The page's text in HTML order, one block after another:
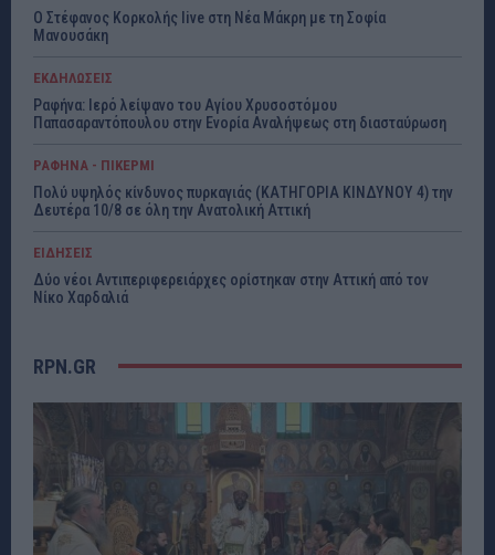
Ο Στέφανος Κορκολής live στη Νέα Μάκρη με τη Σοφία
Μανουσάκη
ΕΚΔΗΛΩΣΕΙΣ
Ραφήνα: Ιερό λείψανο του Αγίου Χρυσοστόμου
Παπασαραντόπουλου στην Ενορία Αναλήψεως στη διασταύρωση
ΡΑΦΗΝΑ - ΠΙΚΕΡΜΙ
Πολύ υψηλός κίνδυνος πυρκαγιάς (ΚΑΤΗΓΟΡΙΑ ΚΙΝΔΥΝΟΥ 4) την
Δευτέρα 10/8 σε όλη την Ανατολική Αττική
ΕΙΔΗΣΕΙΣ
Δύο νέοι Αντιπεριφερειάρχες ορίστηκαν στην Αττική από τον
Νίκο Χαρδαλιά
RPN.GR